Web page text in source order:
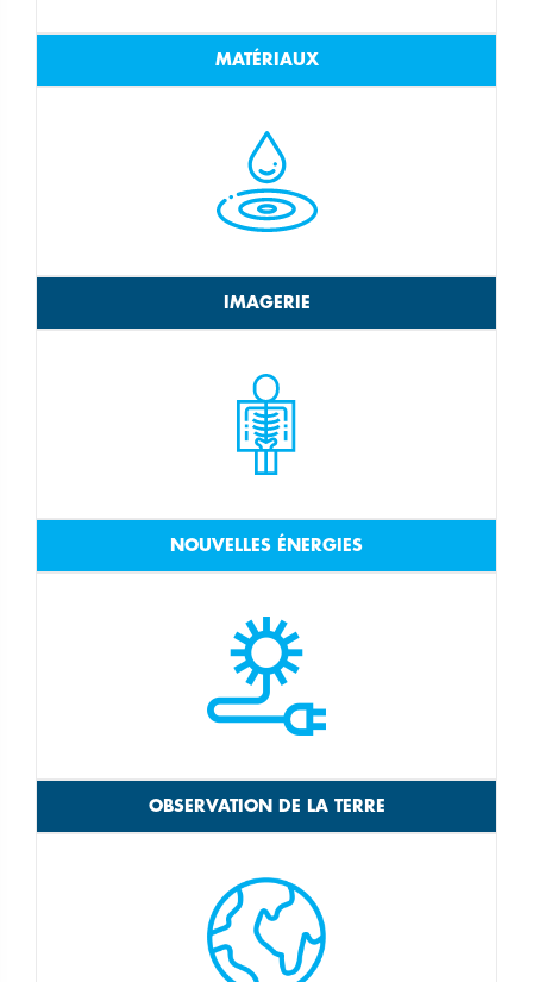
MATÉRIAUX
IMAGERIE
NOUVELLES ÉNERGIES
OBSERVATION DE LA TERRE